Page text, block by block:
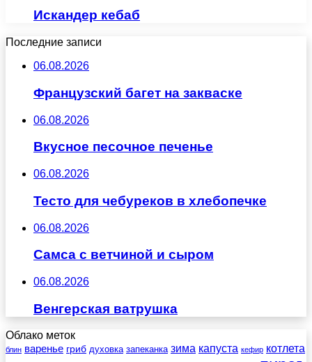
Искандер кебаб
Последние записи
06.08.2026
Французский багет на закваске
06.08.2026
Вкусное песочное печенье
06.08.2026
Тесто для чебуреков в хлебопечке
06.08.2026
Самса с ветчиной и сыром
06.08.2026
Венгерская ватрушка
Облако меток
блин варенье гриб духовка запеканка зима капуста кефир котлета